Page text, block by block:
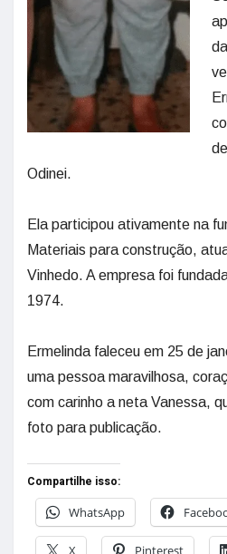
Odinei.
Ela participou ativamente na
Materiais para construção,
Vinhedo. A empresa foi
1974.
Ermelinda faleceu em 25 de
uma pessoa maravilhosa,
com carinho a neta Vanessa,
foto para publicação.
Compartilhe isso:
WhatsApp
X Pinterest